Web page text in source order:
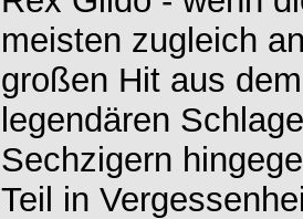
meisten zugleich
großen Hit aus
legendären
Sechzigern
Teil in